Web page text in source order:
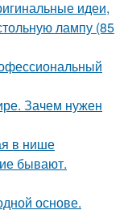
идеи,
лампу (85
Зачем нужен
в нише
бывают.
основе.